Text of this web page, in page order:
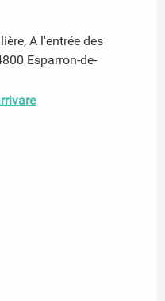
A l'entrée des
Esparron-de-